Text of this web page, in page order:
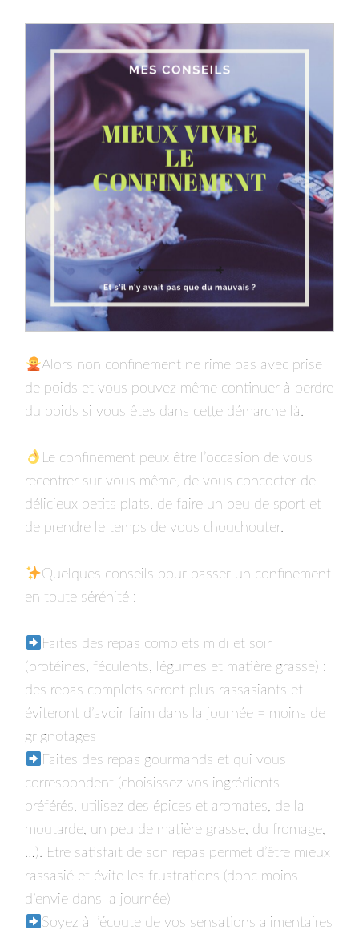
Alors non confinement ne rime pas avec prise
de poids et vous pouvez même continuer à perdre
du poids si vous êtes dans cette démarche là.⁣
Le confinement peux être l’occasion de vous
recentrer sur vous même, de vous concocter de
délicieux petits plats, de faire un peu de sport et
de prendre le temps de vous chouchouter. ⁣⁣
Quelques conseils pour passer un confinement
en toute sérénité :⁣⁣
Faites des repas complets midi et soir
(protéines, féculents, légumes et matière grasse) :
des repas complets seront plus rassasiants et
éviteront d’avoir faim dans la journée = moins de
grignotages
Faites des repas gourmands et qui vous
correspondent (choisissez vos ingrédients
préférés, utilisez des épices et aromates, de la
moutarde, un peu de matière grasse, du fromage,
…). Etre satisfait de son repas permet d’être mieux
rassasié et évite les frustrations (donc moins
d’envie dans la journée)⁣⁣
Soyez à l’écoute de vos sensations alimentaires